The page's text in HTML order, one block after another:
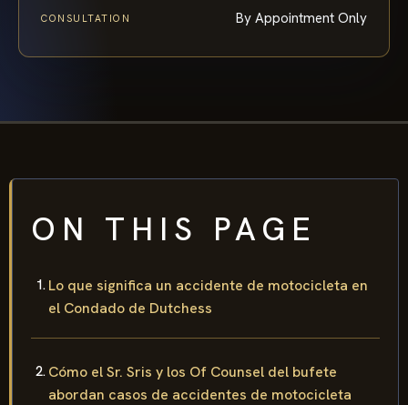
CONSULTATION By Appointment Only
ON THIS PAGE
Lo que significa un accidente de motocicleta en
el Condado de Dutchess
Cómo el Sr. Sris y los Of Counsel del bufete
abordan casos de accidentes de motocicleta